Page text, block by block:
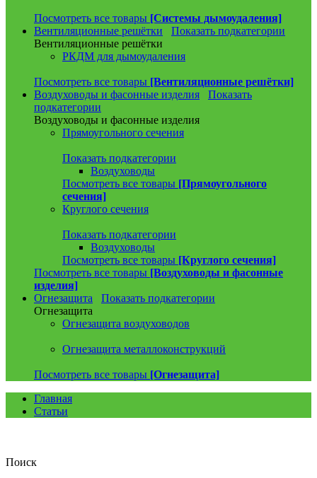
Посмотреть все товары [Системы дымоудаления]
Вентиляционные решётки
Показать подкатегории
Вентиляционные решётки
РКДМ для дымоудаления
Посмотреть все товары [Вентиляционные решётки]
Воздуховоды и фасонные изделия
Показать
подкатегории
Воздуховоды и фасонные изделия
Прямоугольного сечения
Показать подкатегории
Воздуховоды
Посмотреть все товары [Прямоугольного
сечения]
Круглого сечения
Показать подкатегории
Воздуховоды
Посмотреть все товары [Круглого сечения]
Посмотреть все товары [Воздуховоды и фасонные
изделия]
Огнезащита
Показать подкатегории
Огнезащита
Огнезащита воздуховодов
Огнезащита металлоконструкций
Посмотреть все товары [Огнезащита]
Главная
Статьи
Поиск